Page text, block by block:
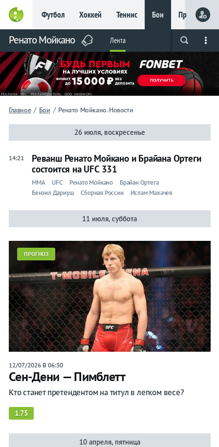
Футбол Хоккей Теннис Бои Прочие
Live Вся лента Прогнозы Букмекеры
Ренато Мойкано Лента
Главное / Бои / Ренато Мойкано. Новости
26 июля, воскресенье
14:21
Реванш Ренато Мойкано и Брайана Ортеги
состоится на UFC 331
ММА UFC Ренато Мойкано
Брайан Ортега
Бенэил Дариуш
Сборная России Ислам Махачев
11 июля, суббота
ПРОГНОЗ
12/07/2026 В 06:30
Сен-Дени — Пимблетт
Кто станет претендентом на титул в легком весе?
1.75
10 апреля, пятница
Главное
Фрибет
до 15
000 ₽
Новым
игрокам, без
условий
Футбол
Прогнозы
Букмекеры
Хоккей
Теннис
Ренато
Мойкано
Лента
ММА
Вся
лента
Прочие
Игры